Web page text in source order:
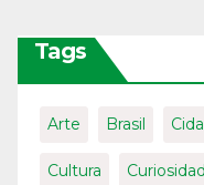
Tags
Arte Brasil
Cultura